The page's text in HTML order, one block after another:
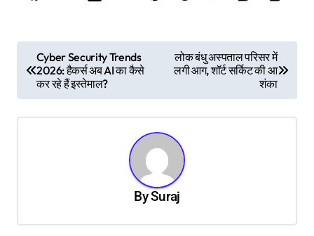
s
t
Cyber Security Trends
2026: हैकर्स अब AI का कैसे
कर रहे हैं इस्तेमाल?
लोक बंधु अस्पताल परिसर में
लगी आग, शॉर्ट सर्किट की आ
शंका
BySuraj